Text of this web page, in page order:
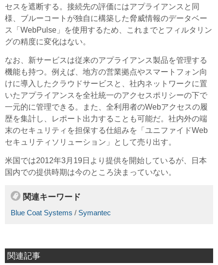
セスを遮断する。接続先の評価にはアプライアンスと同
様、ブルーコートが独自に構築した脅威情報のデータベー
ス「WebPulse」を使用するため、これまでとフィルタリン
グの精度に変化はない。
なお、新サービスは従来のアプライアンス製品を管理する
機能も持つ。例えば、地方の営業拠点やスマートフォン向
けに導入したクラウドサービスと、社内ネットワークに置
いたアプライアンスを全社統一のアクセスポリシーの下で
一元的に管理できる。また、全利用者のWebアクセスの履
歴を集計し、レポート出力することも可能だ。社内外の端
末のセキュリティを担保する仕組みを「ユニファイドWeb
セキュリティソリューション」として売り出す。
米国では2012年3月19日より提供を開始しているが、日本
国内での提供時期は今のところ決まっていない。
関連キーワード
Blue Coat Systems / Symantec
関連記事